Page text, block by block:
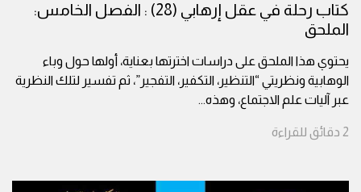
كتاب رحلة في عقل إرهابي (28) : الفصل الخامس:
الملحق
يحتوي هذا الملحق على دراسات اخترتها بعناية، أولها حول وباء
الوهابية ونظريتي “التنظير، التكفير، التفجير”، ثم تفسير لتلك النظرية
عبر آليات علم الاجتماع، وهذه...
2 دقائق للقراءة